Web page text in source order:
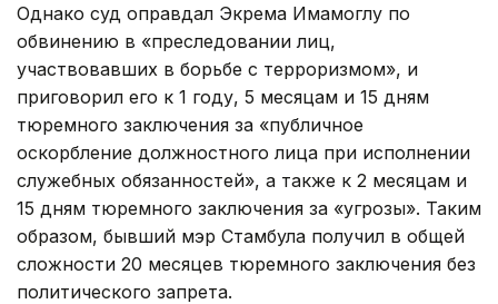
Однако суд оправдал Экрема Имамоглу по
обвинению в «преследовании лиц,
участвовавших в борьбе с терроризмом», и
приговорил его к 1 году, 5 месяцам и 15 дням
тюремного заключения за «публичное
оскорбление должностного лица при исполнении
служебных обязанностей», а также к 2 месяцам и
15 дням тюремного заключения за «угрозы». Таким
образом, бывший мэр Стамбула получил в общей
сложности 20 месяцев тюремного заключения без
политического запрета.